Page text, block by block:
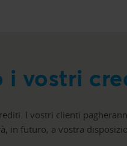
i vostri
I vostri clienti
in futuro, a vostra